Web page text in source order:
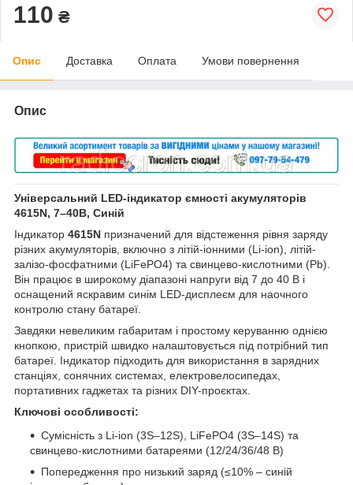
110 ₴
Опис Доставка Оплата Умови повернення
Опис
Універсальний LED-індикатор ємності акумуляторів
4615N, 7–40В, Синій
Індикатор 4615N призначений для відстеження рівня заряду
різних акумуляторів, включно з літій-іонними (Li-ion), літій-
залізо-фосфатними (LiFePO4) та свинцево-кислотними (Pb).
Він працює в широкому діапазоні напруги від 7 до 40 В і
оснащений яскравим синім LED-дисплеєм для наочного
контролю стану батареї.
Завдяки невеликим габаритам і простому керуванню однією
кнопкою, пристрій швидко налаштовується під потрібний тип
батареї. Індикатор підходить для використання в зарядних
станціях, сонячних системах, електровелосипедах,
портативних гаджетах та різних DIY-проєктах.
Ключові особливості:
Сумісність з Li-ion (3S–12S), LiFePO4 (3S–14S) та
свинцево-кислотними батареями (12/24/36/48 В)
Попередження про низький заряд (≤10% – синій